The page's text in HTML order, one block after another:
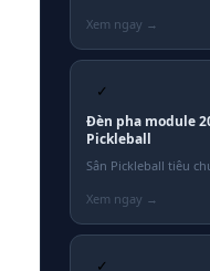
✓
Đèn pha module
Pickleball
Sân Pickleball tiêu
✓